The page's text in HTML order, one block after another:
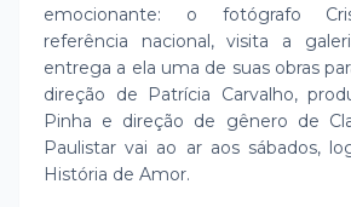
emocionante: o fotógrafo
referência nacional, visita a
entrega a ela uma de suas obras
direção de Patrícia Carvalho,
Pinha e direção de gênero de
Paulistar vai ao ar aos sábados,
História de Amor.